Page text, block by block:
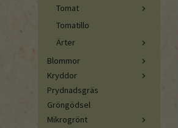
Tomat
Tomatillo
Ärter
Blommor
Kryddor
Prydnadsgräs
Gröngödsel
Mikrogrönt